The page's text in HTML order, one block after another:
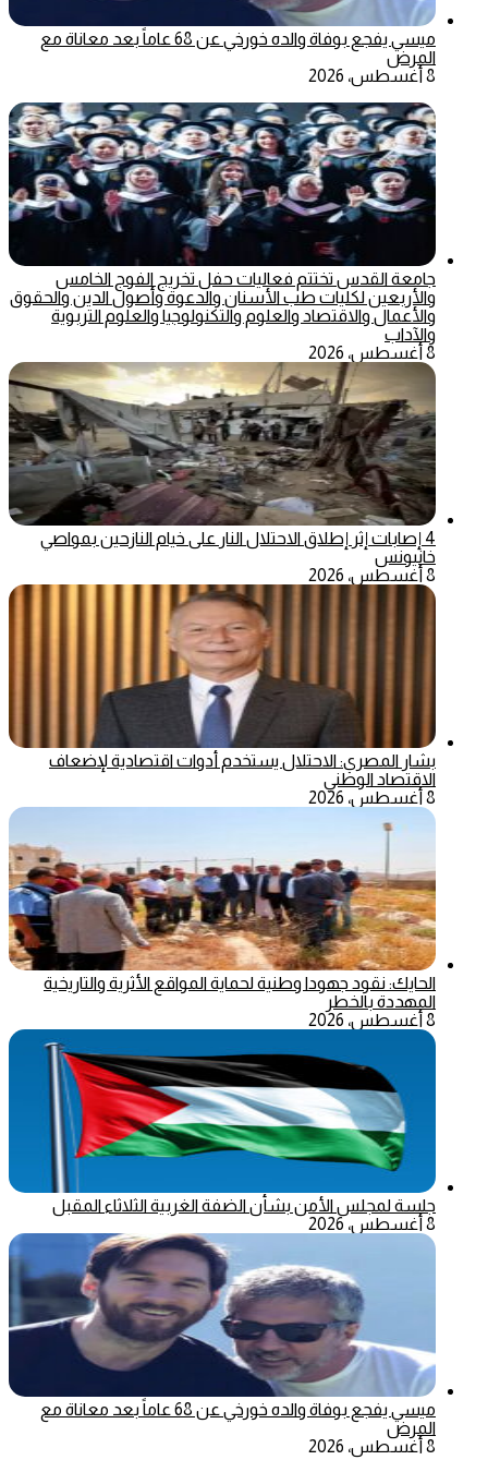
ميسي يفجع بوفاة والده خورخي عن 68 عاماً بعد معاناة مع
المرض
8 أغسطس، 2026
جامعة القدس تختتم فعاليات حفل تخريج الفوج الخامس
والأربعين لكليات طب الأسنان والدعوة وأصول الدين والحقوق
والأعمال والاقتصاد والعلوم والتكنولوجيا والعلوم التربوية
والآداب
8 أغسطس، 2026
4 إصابات إثر إطلاق الاحتلال النار على خيام النازحين بمواصي
خانيونس
8 أغسطس، 2026
بشار المصري: الاحتلال يستخدم أدوات اقتصادية لإضعاف
الاقتصاد الوطني
8 أغسطس، 2026
الحايك: نقود جهودا وطنية لحماية المواقع الأثرية والتاريخية
المهددة بالخطر
8 أغسطس، 2026
جلسة لمجلس الأمن بشأن الضفة الغربية الثلاثاء المقبل
8 أغسطس، 2026
ميسي يفجع بوفاة والده خورخي عن 68 عاماً بعد معاناة مع
المرض
8 أغسطس، 2026